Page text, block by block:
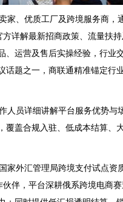
家、优质工厂及跨境服务商，
详解最新招商政策、流量扶
、运营及售后实操经验，行业
话题之一，商联通精准锚定行
员详细讲解平台服务优势与
覆盖合规入驻、低成本结算、
家外汇管理局跨境支付试点资
伴，平台深耕俄系跨境电商